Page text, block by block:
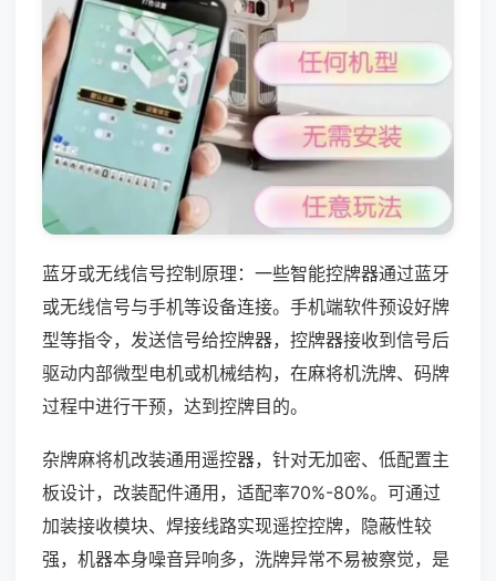
蓝牙或无线信号控制原理：一些智能控牌器通过蓝牙
或无线信号与手机等设备连接。手机端软件预设好牌
型等指令，发送信号给控牌器，控牌器接收到信号后
驱动内部微型电机或机械结构，在麻将机洗牌、码牌
过程中进行干预，达到控牌目的。
杂牌麻将机改装通用遥控器，针对无加密、低配置主
板设计，改装配件通用，适配率70%-80%。可通过
加装接收模块、焊接线路实现遥控控牌，隐蔽性较
强，机器本身噪音异响多，洗牌异常不易被察觉，是